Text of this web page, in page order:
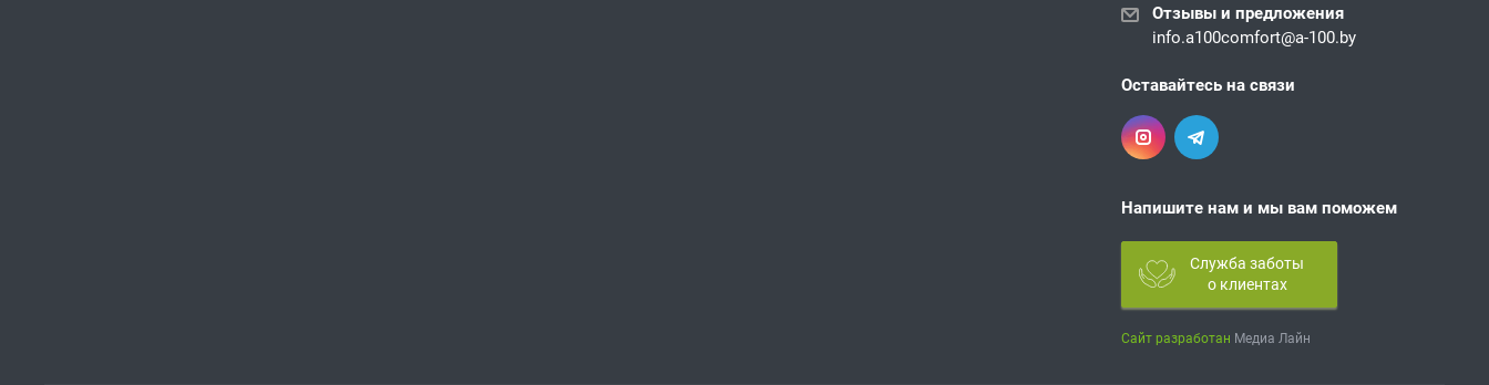
Отзывы и предложения
info.a100comfort@a-100.by
Оставайтесь на связи
Напишите нам и мы вам поможем
Служба заботы
о клиентах
Сайт разработан Медиа Лайн